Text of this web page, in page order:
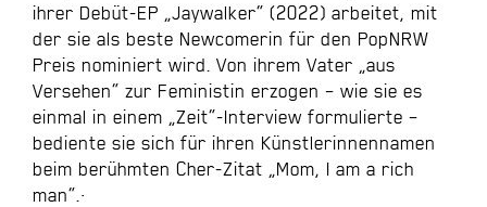
ihrer Debüt-EP „Jaywalker“ (2022) arbeitet, mit
der sie als beste Newcomerin für den PopNRW
Preis nominiert wird. Von ihrem Vater „aus
Versehen“ zur Feministin erzogen – wie sie es
einmal in einem „Zeit“-Interview formulierte –
bediente sie sich für ihren Künstlerinnennamen
beim berühmten Cher-Zitat „Mom, I am a rich
man“.·